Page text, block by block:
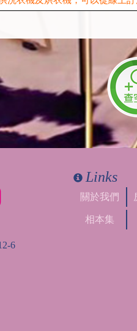
如果在這邊住宿能不能開報價單
6
Links
關於我們
相本集